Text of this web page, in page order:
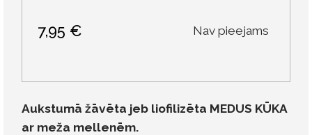
7,95 € Nav pieejams
Aukstumā žāvēta jeb liofilizēta MEDUS KŪKA
ar meža mellenēm.